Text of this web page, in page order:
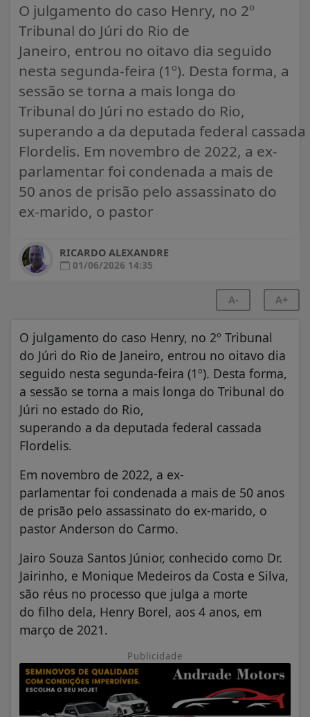
O julgamento do caso Henry, no 2º
Tribunal do Júri do Rio de
Janeiro, entrou no oitavo dia seguido
nesta segunda-feira (1º). Desta forma, a
sessão se torna a mais longa do
Tribunal do Júri no estado do Rio,
superando a da deputada federal cassada
Flordelis. Em novembro de 2022, a ex-
parlamentar foi condenada a mais de
50 anos de prisão pelo assassinato do
ex-marido, o pastor
RICARDO ALEXANDRE
01/06/2026 14:35
A- A+
O julgamento do caso Henry, no 2º Tribunal
do Júri do Rio de Janeiro, entrou no oitavo dia
seguido nesta segunda-feira (1º). Desta forma,
a sessão se torna a mais longa do Tribunal do
Júri no estado do Rio,
superando a da deputada federal cassada
Flordelis.
Em novembro de 2022, a ex-
parlamentar foi condenada a mais de 50 anos
de prisão pelo assassinato do ex-marido, o
pastor Anderson do Carmo.
Jairo Souza Santos Júnior, conhecido como Dr.
Jairinho, e Monique Medeiros da Costa e Silva,
são réus no processo que julga a morte
do filho dela, Henry Borel, aos 4 anos, em
março de 2021.
Publicidade